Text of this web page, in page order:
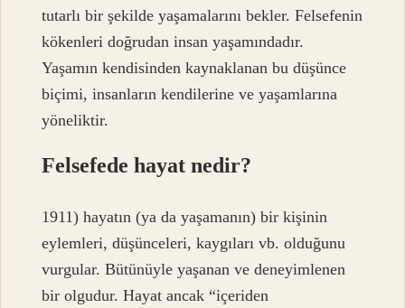
tutarlı bir şekilde yaşamalarını bekler. Felsefenin
kökenleri doğrudan insan yaşamındadır.
Yaşamın kendisinden kaynaklanan bu düşünce
biçimi, insanların kendilerine ve yaşamlarına
yöneliktir.
Felsefede hayat nedir?
1911) hayatın (ya da yaşamanın) bir kişinin
eylemleri, düşünceleri, kaygıları vb. olduğunu
vurgular. Bütünüyle yaşanan ve deneyimlenen
bir olgudur. Hayat ancak “içeriden